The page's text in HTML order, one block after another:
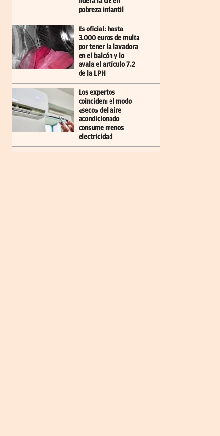
pobreza infantil
Es oficial: hasta
3.000 euros de multa
por tener la lavadora
en el balcón y lo
avala el artículo 7.2
de la LPH
Los expertos
coinciden: el modo
«seco» del aire
acondicionado
consume menos
electricidad